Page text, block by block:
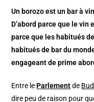
Un borozo est un bar à
D’abord parce que le vin
parce que les habitués
habitués de bar du
engageant de prime
Entre le Parlementde
dire peu de raison pour